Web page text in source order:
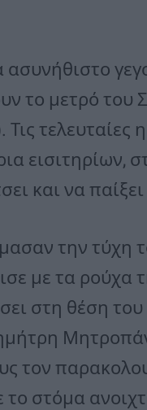
ασυνήθιστο
το μετρό του
τελευταίες
εισιτηρίων,
και να
την τύχη
με τα ρούχα
στη θέση του
τον
το στόμα